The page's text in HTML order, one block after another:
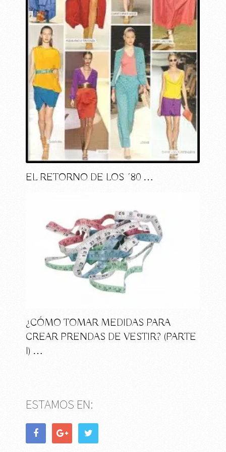
EL RETORNO DE LOS ´80 …
¿CÓMO TOMAR MEDIDAS PARA
CREAR PRENDAS DE VESTIR? (PARTE
I) …
ESTAMOS EN: